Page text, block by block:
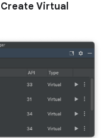
Create Virtual